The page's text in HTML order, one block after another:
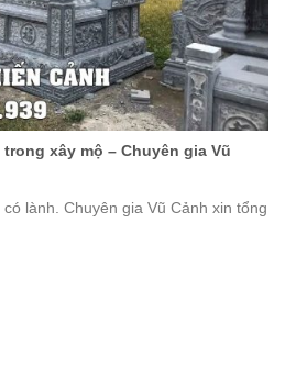
xây mộ – Chuyên gia Vũ
lành. Chuyên gia Vũ Cảnh xin tổng